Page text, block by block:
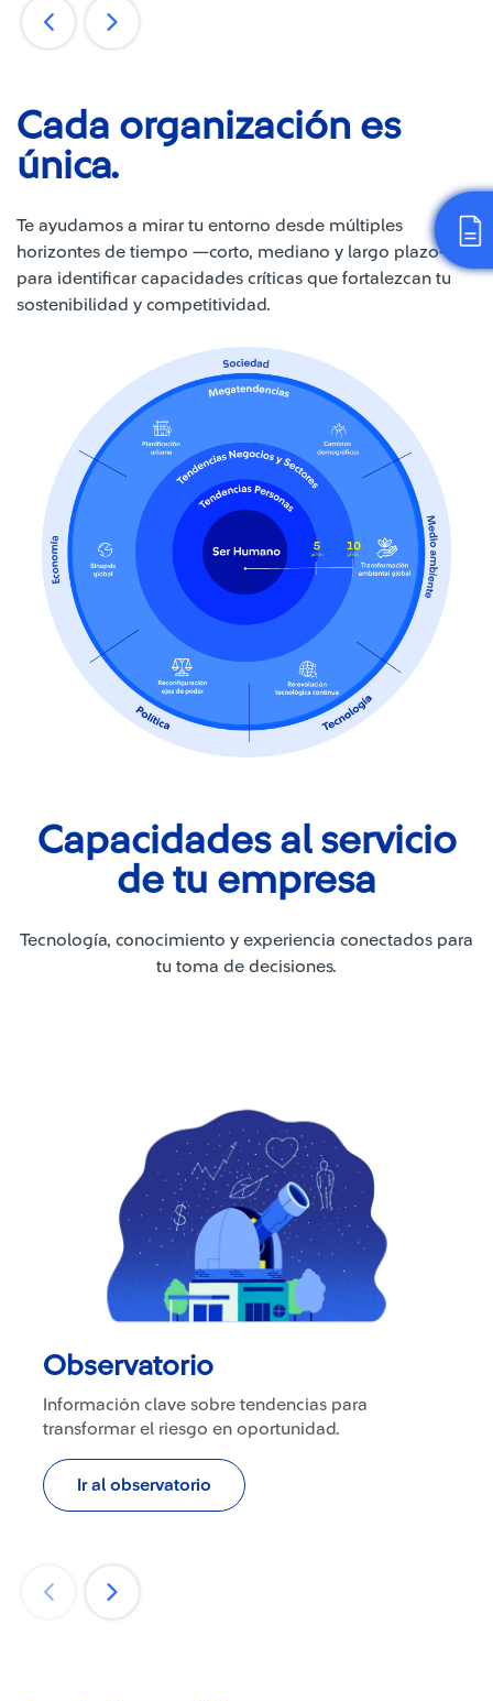
Cada organización es
única.
Te ayudamos a mirar tu entorno desde múltiples
horizontes de tiempo —corto, mediano y largo plazo—
para identificar capacidades críticas que fortalezcan tu
sostenibilidad y competitividad.​​
Capacidades al servicio
de tu empresa
Tecnología, conocimiento y experiencia conectados para
tu toma de decisiones.​​
Observatorio
Información clave sobre tendencias para
transformar el riesgo en oportunidad.
Ir al observatorio